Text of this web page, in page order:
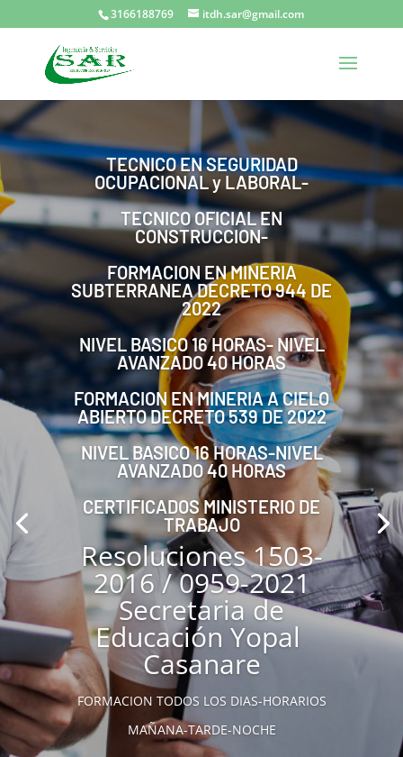
3166188769 itdh.sar@gmail.com
TECNICO EN SEGURIDAD
OCUPACIONAL y LABORAL-
TECNICO OFICIAL EN
CONSTRUCCION-
FORMACION EN MINERIA
SUBTERRANEA DECRETO 944 DE
2022
NIVEL BASICO 16 HORAS- NIVEL
AVANZADO 40 HORAS
FORMACION EN MINERIA A CIELO
ABIERTO DECRETO 539 DE 2022
NIVEL BASICO 16 HORAS-NIVEL
AVANZADO 40 HORAS
CERTIFICADOS MINISTERIO DE
TRABAJO
Resoluciones 1503-
2016 / 0959-2021
Secretaria de
Educación Yopal
Casanare
FORMACION TODOS LOS DIAS-HORARIOS
MAÑANA-TARDE-NOCHE